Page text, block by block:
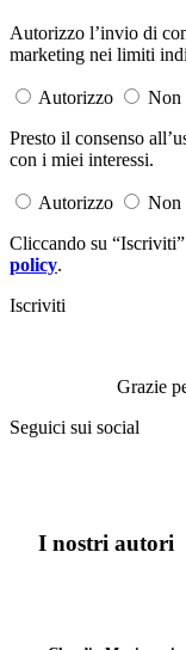
Autorizzo l’invio di
marketing nei limiti
Autorizzo
Non
Presto il consenso
con i miei interessi.
Autorizzo
Non
Cliccando su
policy.
Iscriviti
Grazie
Seguici sui social
I nostri autori